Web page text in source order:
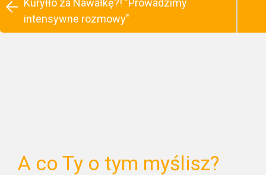
intensywne rozmowy"
A co Ty o tym myślisz?